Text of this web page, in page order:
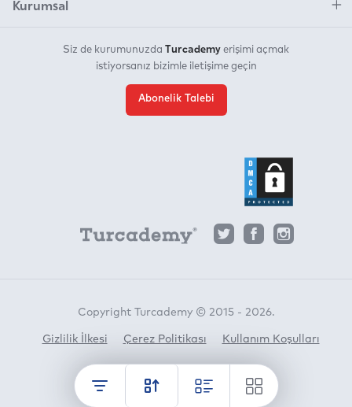
Kurumsal
Siz de kurumunuzda Turcademy erişimi açmak
istiyorsanız bizimle iletişime geçin
Abonelik Talebi
Copyright Turcademy © 2015 - 2026.
Gizlilik İlkesi Çerez Politikası Kullanım Koşulları
crafted by Horato